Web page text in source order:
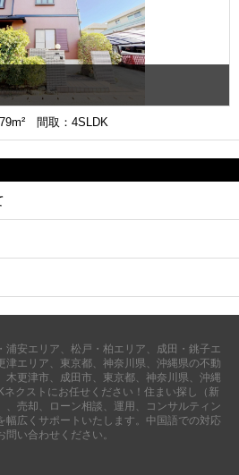
間取：4SLDK
浦安エリア、松戸・柏エリア、成田・銚子エ
津エリア、東京都、神奈川県、沖縄県の不動
木更津市、成田市、東京都、神奈川県、沖縄
クストにお任せください！住まい探し（新
、売却、ローン相談、運用、コンサルティン
幅広くサポートいたします。中国語での対応
い合わせください。